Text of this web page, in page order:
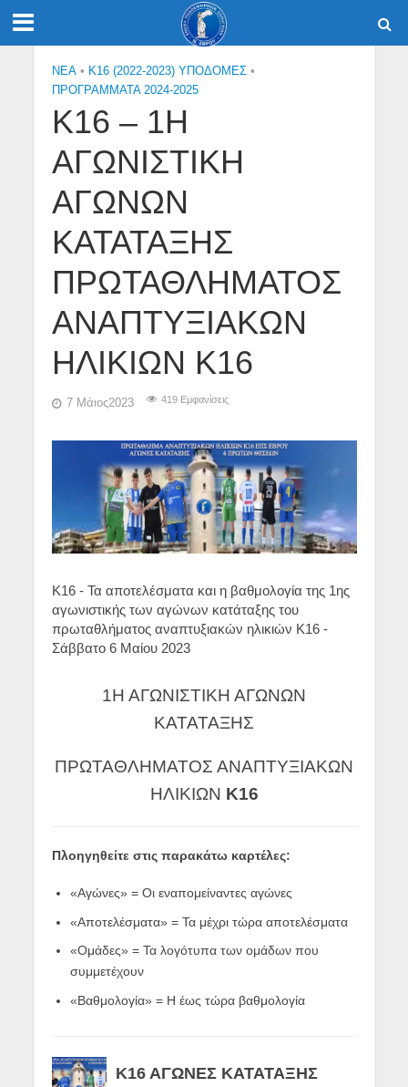
NEA • Κ16 (2022-2023) ΥΠΟΔΟΜΕΣ •
ΠΡΟΓΡΑΜΜΑΤΑ 2024-2025
Κ16 – 1Η
ΑΓΩΝΙΣΤΙΚΗ
ΑΓΩΝΩΝ
ΚΑΤΑΤΑΞΗΣ
ΠΡΩΤΑΘΛΗΜΑΤΟΣ
ΑΝΑΠΤΥΞΙΑΚΩΝ
ΗΛΙΚΙΩΝ Κ16
7 Μάιος2023 419 Εμφανίσεις
Κ16 - Τα αποτελέσματα και η βαθμολογία της 1ης
αγωνιστικής των αγώνων κατάταξης του
πρωταθλήματος αναπτυξιακών ηλικιών Κ16 -
Σάββατο 6 Μαίου 2023
1Η ΑΓΩΝΙΣΤΙΚΗ ΑΓΩΝΩΝ
ΚΑΤΑΤΑΞΗΣ
ΠΡΩΤΑΘΛΗΜΑΤΟΣ ΑΝΑΠΤΥΞΙΑΚΩΝ
ΗΛΙΚΙΩΝ Κ16
Πλοηγηθείτε στις παρακάτω καρτέλες:
«Αγώνες» = Οι εναπομείναντες αγώνες
«Αποτελέσματα» = Τα μέχρι τώρα αποτελέσματα
«Ομάδες» = Τα λογότυπα των ομάδων που
συμμετέχουν
«Βαθμολογία» = Η έως τώρα βαθμολογία
Κ16 ΑΓΩΝΕΣ ΚΑΤΑΤΑΞΗΣ